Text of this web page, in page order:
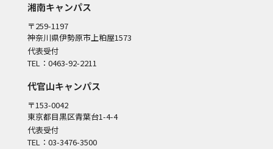
湘南キャンパス
〒259-1197
神奈川県伊勢原市上粕屋1573
代表受付
TEL：0463-92-2211
代官山キャンパス
〒153-0042
東京都目黒区青葉台1-4-4
代表受付
TEL：03-3476-3500